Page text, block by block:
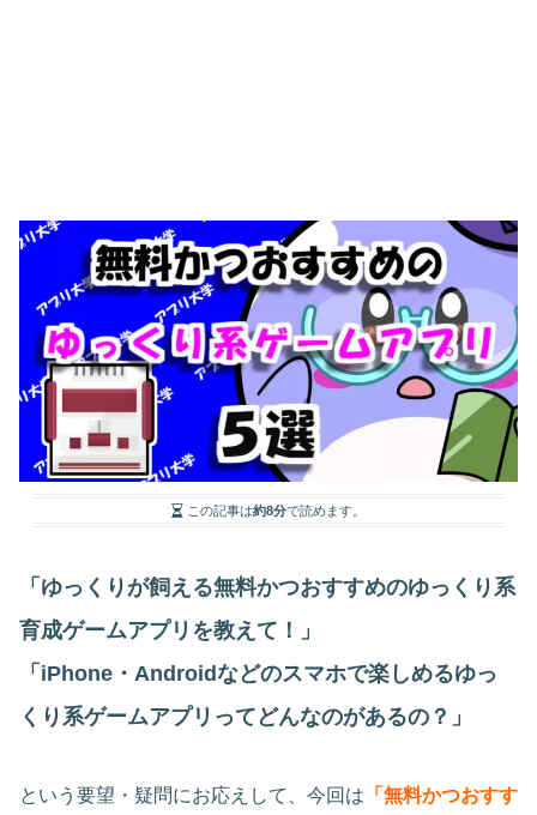
この記事は約8分で読めます。
「ゆっくりが飼える無料かつおすすめのゆっくり系
育成ゲームアプリを教えて！」
「iPhone・Androidなどのスマホで楽しめるゆっ
くり系ゲームアプリってどんなのがあるの？」
という要望・疑問にお応えして、今回は 「無料かつおすす